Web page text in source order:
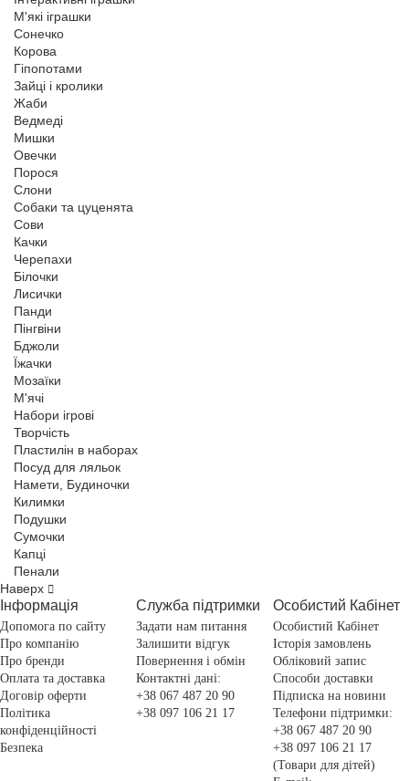
М'які іграшки
Сонечко
Корова
Гіпопотами
Зайці і кролики
Жаби
Ведмеді
Мишки
Овечки
Порося
Слони
Собаки та цуценята
Сови
Качки
Черепахи
Білочки
Лисички
Панди
Пінгвіни
Бджоли
Їжачки
Мозаїки
М'ячі
Набори ігрові
Творчість
Пластилін в наборах
Посуд для ляльок
Намети, Будиночки
Килимки
Подушки
Сумочки
Капці
Пенали
Наверх
Інформація
Допомога по сайту
Про компанію
Про бренди
Оплата та доставка
Договір оферти
Політика
конфіденційності
Безпека
Служба підтримки
Задати нам питання
Залишити відгук
Повернення і обмін
Контактні дані:
+38 067 487 20 90
+38 097 106 21 17
Особистий Кабінет
Особистий Кабінет
Історія замовлень
Обліковий запис
Способи доставки
Підписка на новини
Телефони підтримки:
+38 067 487 20 90
+38 097 106 21 17
(Товари для дітей)